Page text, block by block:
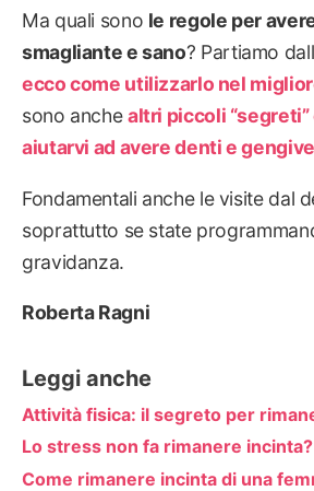
Ma quali sono le regole per
smagliante e sano? Partiamo
ecco come utilizzarlo nel
sono anchealtri piccoli
aiutarvi ad avere denti e
Fondamentali anche le visite dal
soprattutto se state
gravidanza.
Roberta Ragni
Leggi anche
Attività fisica: il segreto per
Lo stress non fa rimanere incinta?
Come rimanere incinta di una